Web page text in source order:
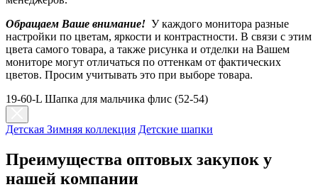
Обращаем Ваше внимание! У каждого монитора разные
настройки по цветам, яркости и контрастности. В связи с этим
цвета самого товара, а также рисунка и отделки на Вашем
мониторе могут отличаться по оттенкам от фактических
цветов. Просим учитывать это при выборе товара.
19-60-L Шапка для мальчика флис (52-54)
Детская Зимняя коллекция Детские шапки
Преимущества оптовых закупок у
нашей компании